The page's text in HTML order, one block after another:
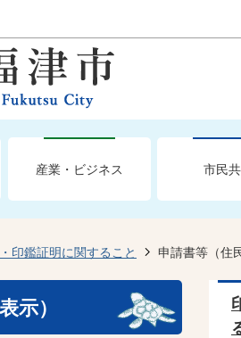
産業・ビジネス 市民
印鑑証明に関すること 申請書等（住
示）